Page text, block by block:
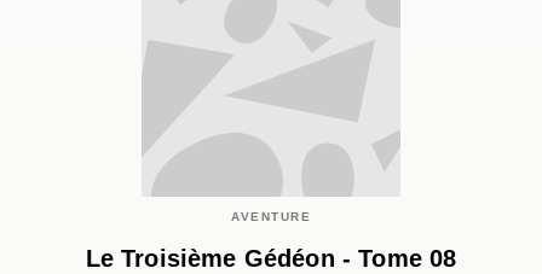
AVENTURE
Le Troisième Gédéon - Tome 08